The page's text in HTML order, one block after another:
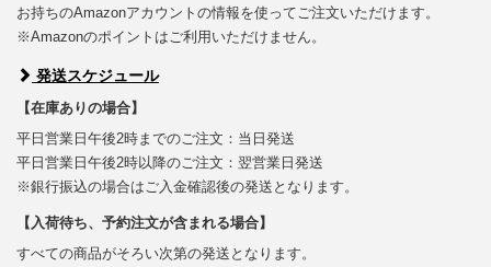
お持ちのAmazonアカウントの情報を使ってご注文いただけます。
※Amazonのポイントはご利用いただけません。
発送スケジュール
【在庫ありの場合】
平日営業日午後2時までのご注文：当日発送
平日営業日午後2時以降のご注文：翌営業日発送
※銀行振込の場合はご入金確認後の発送となります。
【入荷待ち、予約注文が含まれる場合】
すべての商品がそろい次第の発送となります。